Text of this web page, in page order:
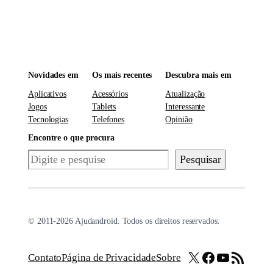
Novidades em
Aplicativos
Jogos
Tecnologias
Os mais recentes
Acessórios
Tablets
Telefones
Descubra mais em
Atualização
Interessante
Opinião
Encontre o que procura
Pesquisar Pesquisar
© 2011-2026 Ajudandroid. Todos os direitos reservados.
ContatoPágina de PrivacidadeSobre X Facebook
Youtube
Feed RSS